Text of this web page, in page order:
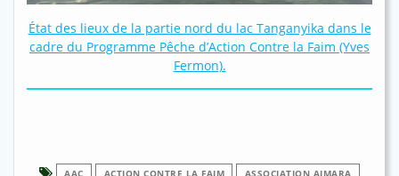
État des lieux de la partie nord du lac Tanganyika dans le
cadre du Programme Pêche d’Action Contre la Faim (Yves
Fermon).
AAC ACTION CONTRE LA FAIM
ASSOCIATION AIMARA